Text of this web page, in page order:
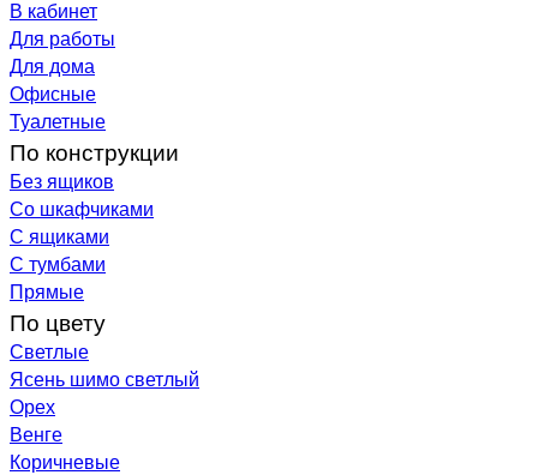
В кабинет
Для работы
Для дома
Офисные
Туалетные
По конструкции
Без ящиков
Со шкафчиками
С ящиками
С тумбами
Прямые
По цвету
Светлые
Ясень шимо светлый
Орех
Венге
Коричневые